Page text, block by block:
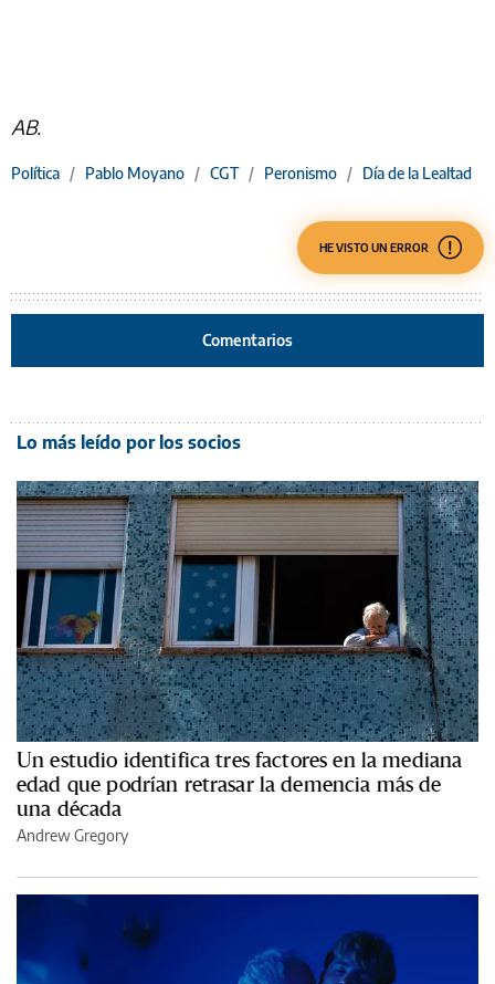
AB.
Política / Pablo Moyano / CGT / Peronismo / Día de la Lealtad
HE VISTO UN ERROR
Comentarios
Lo más leído por los socios
Un estudio identifica tres factores en la mediana
edad que podrían retrasar la demencia más de
una década
Andrew Gregory